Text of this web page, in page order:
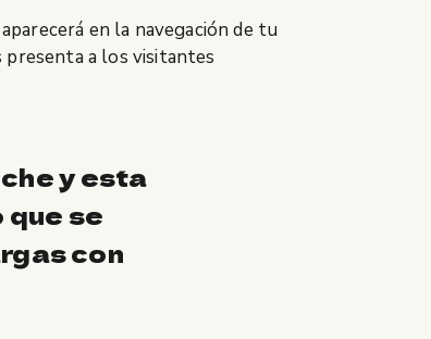
en la navegación de tu
presenta a los visitantes
y esta
que se
con